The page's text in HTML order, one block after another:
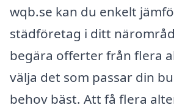
wqb.se kan du enkelt
städföretag i ditt
begära offerter från flera
välja det som passar din
behov bäst. Att få flera